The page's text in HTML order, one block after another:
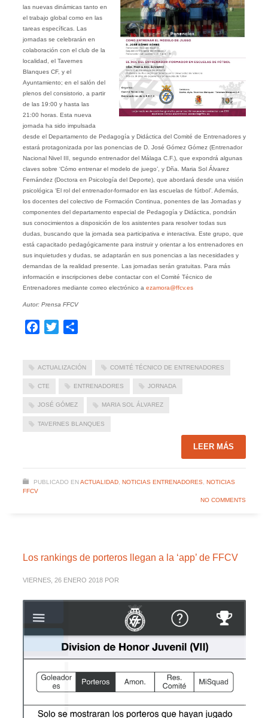
las nuevas dinámicas tanto en
el trabajo global como en las
tareas específicas. Las
jornadas se celebrarán en
colaboración con el club de la
localidad, el Tavernes
Blanques CF, y el
Ayuntamiento; en el salón del
plenos del consistorio, a partir
de las 19:00 y hasta las
21:00 horas. Esta nueva
jornada ha sido impulsada
desde el Departamento de Pedagogía y Didáctica del Comité de Entrenadores y
estará protagonizada por las ponencias de D. José Gómez Gómez (Entrenador
Nacional Nivel III, segundo entrenador del Málaga C.F.), que expondrá algunas
claves sobre ‘Cómo entrenar el modelo de juego’, y Dña. Maria Sol Álvarez
Fernández (Doctora en Psicología del Deporte), que abordará desde una visión
psicológica ‘El rol del entrenador-formador en las escuelas de fútbol’. Además,
los docentes del colectivo de Formación Continua, ponentes de las Jornadas y
componentes del departamento especial de Pedagogía y Didáctica, pondrán
sus conocimientos a disposición de los asistentes para resolver todas sus
dudas, buscando que la jornada sea participativa e interactiva. Este grupo, que
está capacitado pedagógicamente para instruir y orientar a los entrenadores en
sus inquietudes y dudas, se adaptarán en sus ponencias a las necesidades y
demandas de la realidad presente. Las jornadas serán gratuitas. Para más
información e inscripciones debe contactar con el Comité Técnico de
Entrenadores mediante correo electrónico a ezamora@ffcv.es
Autor: Prensa FFCV
Facebook
Twitter
ACTUALIZACIÓN COMITÉ TÉCNICO DE ENTRENADORES
CTE ENTRENADORES JORNADA
JOSÉ GÓMEZ MARIA SOL ÁLVAREZ
TAVERNES BLANQUES
LEER MÁS
PUBLICADO EN ACTUALIDAD, NOTICIAS ENTRENADORES, NOTICIAS
FFCV
NO COMMENTS
Los rankings de porteros llegan a la ‘app’ de FFCV
VIERNES, 26 ENERO 2018 POR